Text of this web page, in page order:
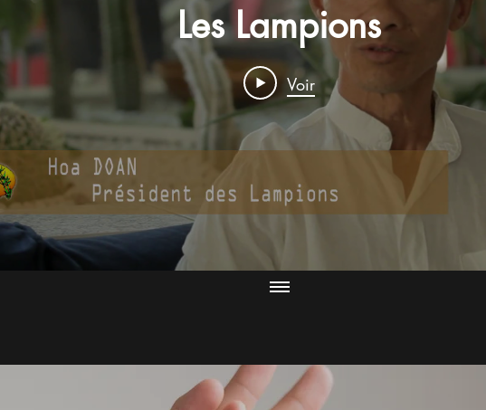
Les Lampions
Voir